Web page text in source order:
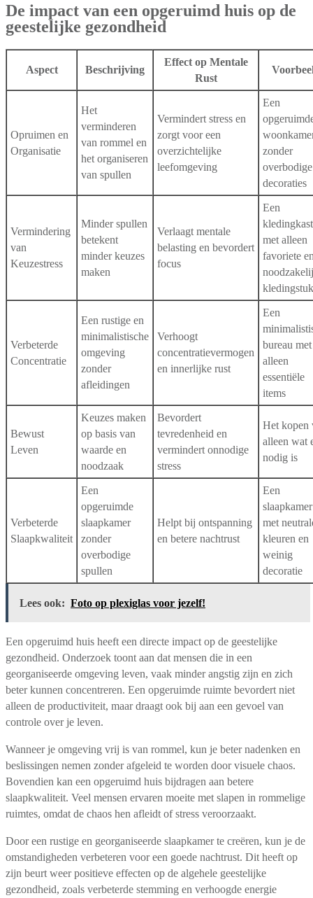
De impact van een opgeruimd huis op de
geestelijke gezondheid
Aspect Beschrijving
Effect op Mentale
Rust
Opruimen en
Organisatie
Het
verminderen
van rommel en
het organiseren
van spullen
Vermindert stress en
zorgt voor een
overzichtelijke
leefomgeving
Een
zonder
overbodige
decoraties
Vermindering
van
Keuzestress
Minder spullen
betekent
minder keuzes
maken
Verlaagt mentale
belasting en bevordert
focus
Een
kledingkast
met alleen
favoriete
Verbeterde
Concentratie
Een rustige en
minimalistische
omgeving
zonder
afleidingen
Verhoogt
concentratievermogen
en innerlijke rust
Een
bureau met
alleen
essentiële
items
Bewust
Leven
Keuzes maken
op basis van
waarde en
noodzaak
Bevordert
tevredenheid en
vermindert onnodige
stress
Het kopen
alleen wat
nodig is
Verbeterde
Slaapkwaliteit
Een
opgeruimde
slaapkamer
zonder
overbodige
spullen
Helpt bij ontspanning
en betere nachtrust
Een
slaapkamer
met
kleuren en
weinig
decoratie
Lees ook: Foto op plexiglas voor jezelf!
Een opgeruimd huis heeft een directe impact op de geestelijke
gezondheid. Onderzoek toont aan dat mensen die in een
georganiseerde omgeving leven, vaak minder angstig zijn en zich
beter kunnen concentreren. Een opgeruimde ruimte bevordert niet
alleen de productiviteit, maar draagt ook bij aan een gevoel van
controle over je leven.
Wanneer je omgeving vrij is van rommel, kun je beter nadenken en
beslissingen nemen zonder afgeleid te worden door visuele chaos.
Bovendien kan een opgeruimd huis bijdragen aan betere
slaapkwaliteit. Veel mensen ervaren moeite met slapen in rommelige
ruimtes, omdat de chaos hen afleidt of stress veroorzaakt.
Door een rustige en georganiseerde slaapkamer te creëren, kun je de
omstandigheden verbeteren voor een goede nachtrust. Dit heeft op
zijn beurt weer positieve effecten op de algehele geestelijke
gezondheid, zoals verbeterde stemming en verhoogde energie